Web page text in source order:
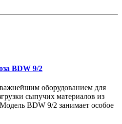
BDW 9/2
оборудованием для
сыпучих материалов из
BDW 9/2 занимает особое